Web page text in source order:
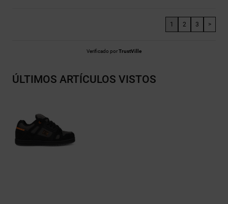
1 2 3 >
Verificado porTrustVille
ÚLTIMOS ARTÍCULOS VISTOS